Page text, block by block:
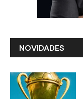
NOVIDADES